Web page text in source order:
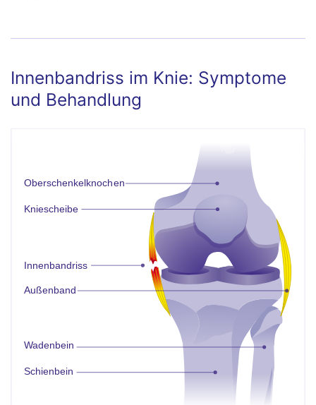
Innenbandriss im Knie: Symptome
und Behandlung